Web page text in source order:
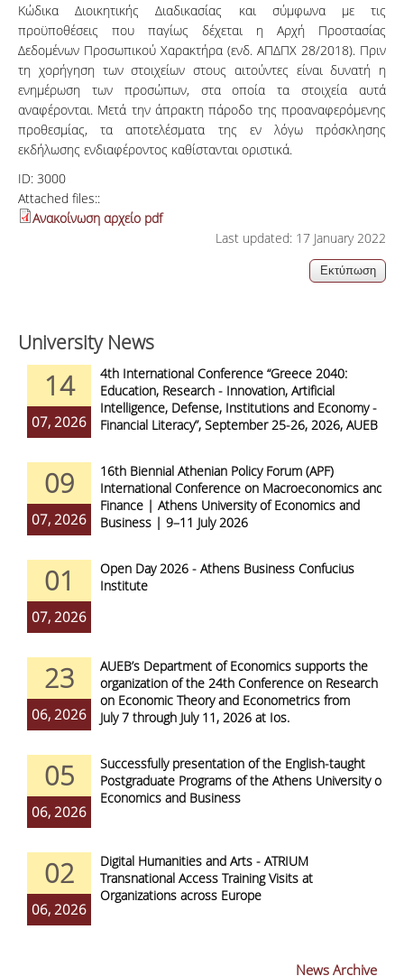
Κώδικα Διοικητικής Διαδικασίας και σύμφωνα με τις
προϋποθέσεις που παγίως δέχεται η Αρχή Προστασίας
Δεδομένων Προσωπικού Χαρακτήρα (ενδ. ΑΠΔΠΧ 28/2018). Πριν
τη χορήγηση των στοιχείων στους αιτούντες είναι δυνατή η
ενημέρωση των προσώπων, στα οποία τα στοιχεία αυτά
αναφέρονται. Μετά την άπρακτη πάροδο της προαναφερόμενης
προθεσμίας, τα αποτελέσματα της εν λόγω πρόσκλησης
εκδήλωσης ενδιαφέροντος καθίστανται οριστικά.
ID: 3000
Attached files::
Ανακοίνωση αρχείο pdf
Last updated: 17 January 2022
University News
14
07, 2026
4th International Conference “Greece 2040:
Education, Research - Innovation, Artificial
Intelligence, Defense, Institutions and Economy -
Financial Literacy”, September 25-26, 2026, AUEB
09
07, 2026
16th Biennial Athenian Policy Forum (APF)
International Conference on Macroeconomics and
Finance | Athens University of Economics and
Business | 9–11 July 2026
01
07, 2026
Open Day 2026 - Athens Business Confucius
Institute
23
06, 2026
AUEB’s Department of Economics supports the
organization of the 24th Conference on Research
on Economic Theory and Econometrics from
July 7 through July 11, 2026 at Ios.
05
06, 2026
Successfully presentation of the English-taught
Postgraduate Programs of the Athens University of
Economics and Business
02
06, 2026
Digital Humanities and Arts - ATRIUM
Transnational Access Training Visits at
Organizations across Europe
News Archive